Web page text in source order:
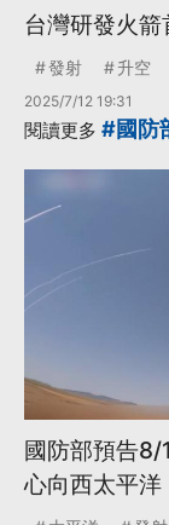
台灣研發火
發射 升空
2025/7/12 19:31
閱讀更多 #國防
國防部預告8/
心向西太平洋